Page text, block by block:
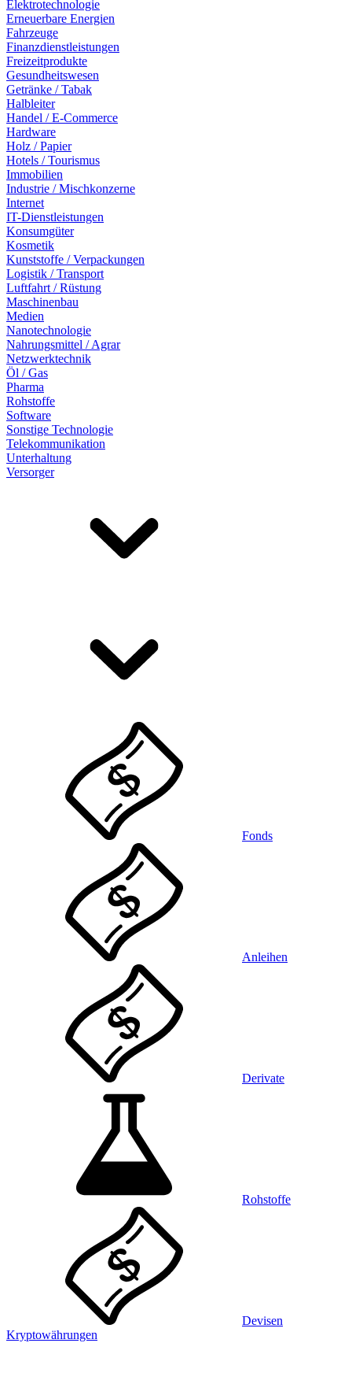
Elektrotechnologie
Erneuerbare Energien
Fahrzeuge
Finanzdienstleistungen
Freizeitprodukte
Gesundheitswesen
Getränke / Tabak
Halbleiter
Handel / E-Commerce
Hardware
Holz / Papier
Hotels / Tourismus
Immobilien
Industrie / Mischkonzerne
Internet
IT-Dienstleistungen
Konsumgüter
Kosmetik
Kunststoffe / Verpackungen
Logistik / Transport
Luftfahrt / Rüstung
Maschinenbau
Medien
Nanotechnologie
Nahrungsmittel / Agrar
Netzwerktechnik
Öl / Gas
Pharma
Rohstoffe
Software
Sonstige Technologie
Telekommunikation
Unterhaltung
Versorger
Fonds
Anleihen
Derivate
Rohstoffe
Devisen
Kryptowährungen